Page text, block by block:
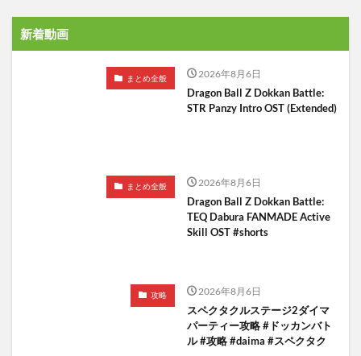
新着動画
まとめ全般 2026年8月6日
Dragon Ball Z Dokkan Battle:
STR Panzy Intro OST (Extended)
まとめ全般 2026年8月6日
Dragon Ball Z Dokkan Battle:
TEQ Dabura FANMADE Active
Skill OST #shorts
攻略 2026年8月6日
スペクタクルステージ2ダイマ
パーティー攻略 #ドッカンバト
ル #攻略 #daima #スペクタク